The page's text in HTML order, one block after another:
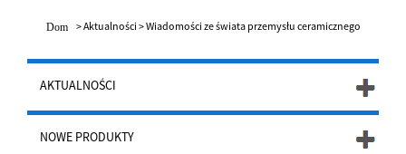
Dom >Aktualności >Wiadomości ze świata przemysłu ceramicznego
AKTUALNOŚCI
NOWE PRODUKTY